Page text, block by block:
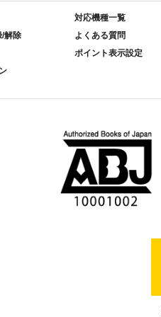
対応機種一覧
/解除
よくある質問
ポイント表示設定